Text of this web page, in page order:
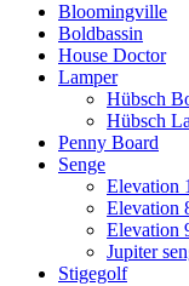
Bloomingville
Boldbassin
House Doctor
Lamper
Hübsch
Hübsch
Penny Board
Senge
Elevation
Elevation
Elevation
Jupiter
Stigegolf